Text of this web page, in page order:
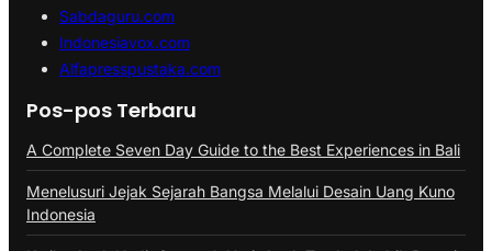
Sabdaguru.com
Indonesiavox.com
Alfapresspustaka.com
Pos-pos Terbaru
A Complete Seven Day Guide to the Best Experiences in Bali
Menelusuri Jejak Sejarah Bangsa Melalui Desain Uang Kuno
Indonesia